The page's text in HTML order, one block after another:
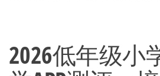
2026低年级小